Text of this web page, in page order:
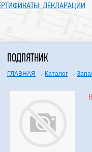
ДЕКЛАРАЦИИ
ПОДПЯТНИК
ГЛАВНАЯ → Каталог →